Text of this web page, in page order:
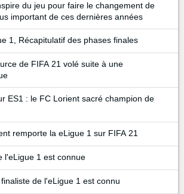
du jeu pour faire le changement de
important de ces dernières années
1, Récapitulatif des phases finales
de FIFA 21 volé suite à une
ES1 : le FC Lorient sacré champion de
remporte la eLigue 1 sur FIFA 21
l'eLigue 1 est connue
de l'eLigue 1 est connu